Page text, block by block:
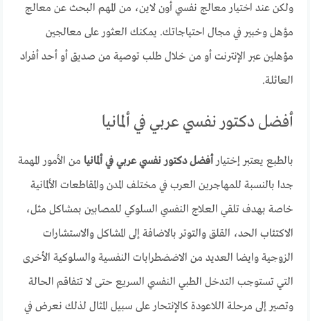
ولكن عند اختيار معالج نفسي أون لاين، من المهم البحث عن معالج
مؤهل وخبير في مجال احتياجاتك. يمكنك العثور على معالجين
مؤهلين عبر الإنترنت أو من خلال طلب توصية من صديق أو أحد أفراد
العائلة.
أفضل دكتور نفسي عربي في ألمانيا
بالطبع يعتبر إختيارأفضل دكتور نفسي عربي في ألمانيا من الأمور المهمة
جدا بالنسبة للمهاجرين العرب في مختلف المدن والمقاطعات الألمانية
خاصة بهدف تلقي العلاج النفسي السلوكي للمصابين بمشاكل مثل،
الاكتئاب الحد، القلق والتوتر بالاضافة إلى المشاكل والاستشارات
الزوجية وايضا العديد من الاضضطرابات النفسية والسلوكية الأخرى
التي تستوجب التدخل الطبي النفسي السريع حتى لا تتفاقم الحالة
وتصير إلى مرحلة اللاعودة كالإنتحار على سبيل المثال لذلك نعرض في